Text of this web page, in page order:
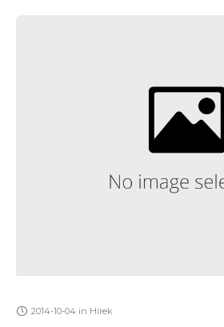
2014-10-04 in Hírek